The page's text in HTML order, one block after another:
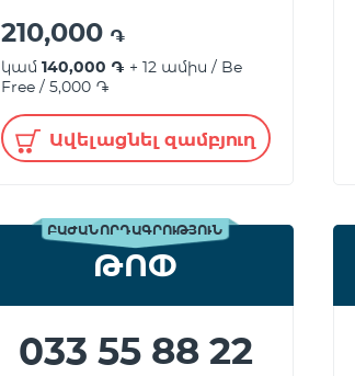
210,000 ֏
կամ 140,000 ֏ + 12 ամիս / Be
Free / 5,000 ֏
Ավելացնել զամբյուղ
ԲԱԺԱՆՈՐԴԱԳՐՈՒԹՅՈՒՆ
ԹՈՓ
033 55 88 22